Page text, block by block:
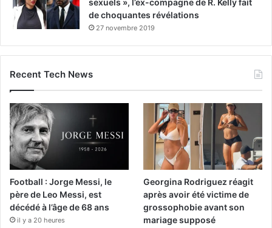
sexuels », l’ex-compagne de R. Kelly fait
de choquantes révélations
27 novembre 2019
Recent Tech News
Football : Jorge Messi, le
père de Leo Messi, est
décédé à l’âge de 68 ans
il y a 20 heures
Georgina Rodriguez réagit
après avoir été victime de
grossophobie avant son
mariage supposé